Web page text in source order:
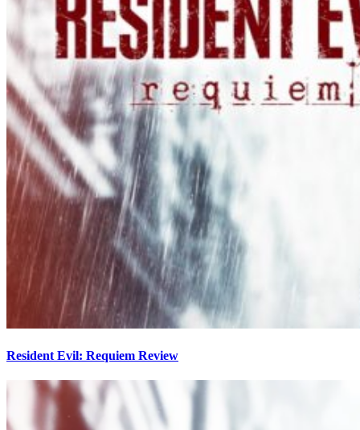
Resident Evil: Requiem Review